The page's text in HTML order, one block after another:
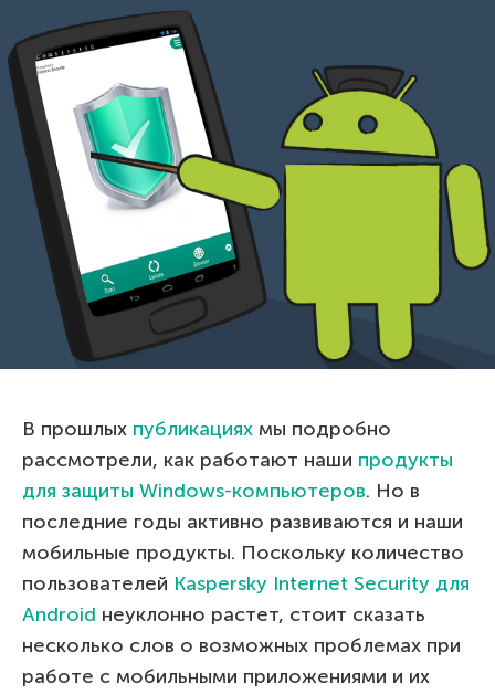
В прошлых публикациях мы подробно
рассмотрели, как работают наши продукты
для защиты Windows-компьютеров. Но в
последние годы активно развиваются и наши
мобильные продукты. Поскольку количество
пользователей Kaspersky Internet Security для
Android неуклонно растет, стоит сказать
несколько слов о возможных проблемах при
работе с мобильными приложениями и их